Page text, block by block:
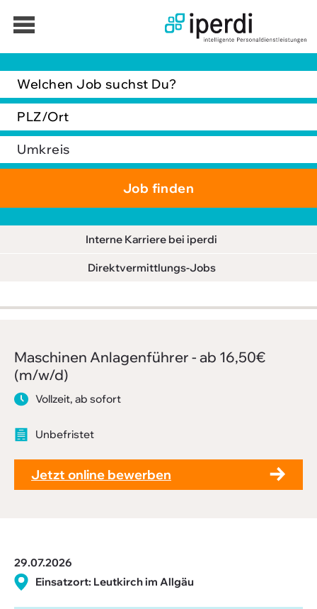
Interne Karriere bei iperdi
Direktvermittlungs-Jobs
Maschinen Anla­gen­führer - ab 16,50€
(m/w/d)
Vollzeit, ab sofort
Unbefristet
Jetzt online bewerben
29.07.2026
Einsatzort: Leutkirch im Allgäu
Jobbörse
Bewerber
Unternehmen
Über iperdi
AGB
Sitemap
Datenschutz